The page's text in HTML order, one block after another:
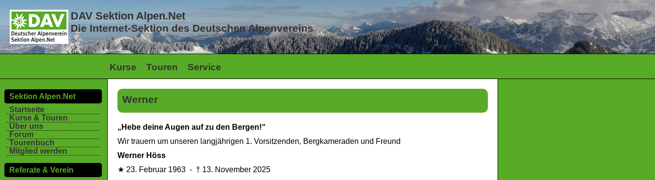
DAV Sektion Alpen.Net
Die Internet-Sektion des Deutschen Alpenvereins
Sektion Alpen.Net
Startseite
Kurse & Touren
Über uns
Forum
Tourenbuch
Mitglied werden
Referate & Verein
Kurse Touren Service
Werner
„Hebe deine Augen auf zu den Bergen!“
Wir trauern um unseren langjährigen 1. Vorsitzenden, Bergkameraden und Freund
Werner Höss
★ 23. Februar 1963 - † 13. November 2025